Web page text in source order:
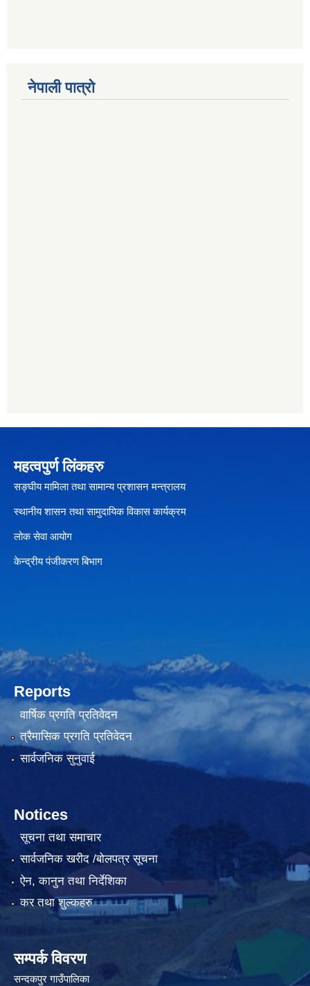
नेपाली पात्रो
महत्वपुर्ण लिंकहरु
सङ्घीय मामिला तथा सामान्य प्रशासन मन्त्रालय
स्थानीय शासन तथा सामुदायिक विकास कार्यक्रम
लोक सेवा आयोग
केन्द्रीय पंजीकरण बिभाग
Reports
वार्षिक प्रगति प्रतिवेदन
त्रैमासिक प्रगति प्रतिवेदन
सार्वजनिक सुनुवाई
Notices
सूचना तथा समाचार
सार्वजनिक खरीद /बोलपत्र सूचना
ऐन, कानुन तथा निर्देशिका
कर तथा शुल्कहरु
सम्पर्क विवरण
सन्दकपुर गाउँपालिका